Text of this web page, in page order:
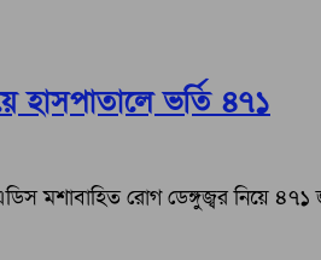
হাসপাতালে ভর্তি ৪৭১
মশাবাহিত রোগ ডেঙ্গুজ্বর নিয়ে